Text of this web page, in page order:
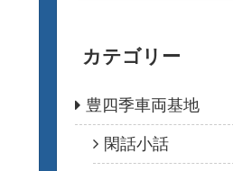
カテゴリー
豊四季車両基地
閑話小話